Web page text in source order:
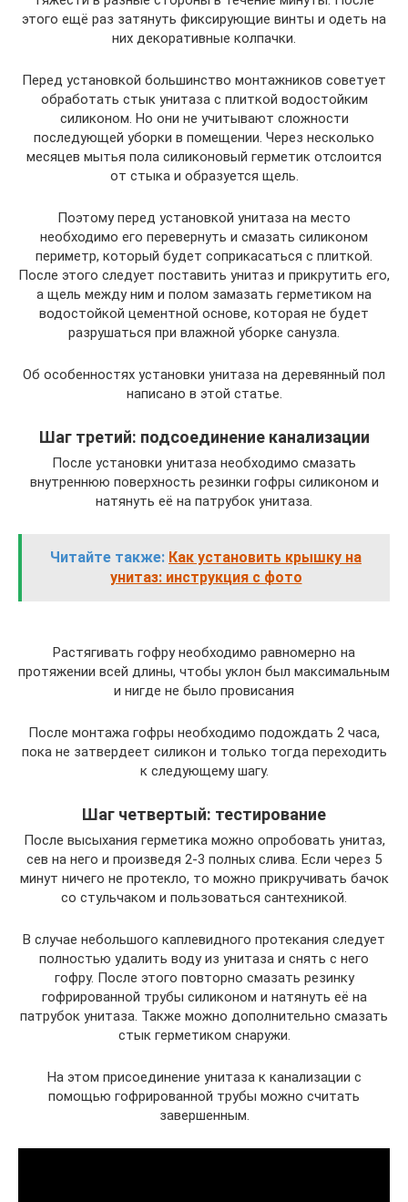
этого ещё раз затянуть фиксирующие винты и одеть на
них декоративные колпачки.
Перед установкой большинство монтажников советует
обработать стык унитаза с плиткой водостойким
силиконом. Но они не учитывают сложности
последующей уборки в помещении. Через несколько
месяцев мытья пола силиконовый герметик отслоится
от стыка и образуется щель.
Поэтому перед установкой унитаза на место
необходимо его перевернуть и смазать силиконом
периметр, который будет соприкасаться с плиткой.
После этого следует поставить унитаз и прикрутить его,
а щель между ним и полом замазать герметиком на
водостойкой цементной основе, которая не будет
разрушаться при влажной уборке санузла.
Об особенностях установки унитаза на деревянный пол
написано в этой статье.
Шаг третий: подсоединение канализации
После установки унитаза необходимо смазать
внутреннюю поверхность резинки гофры силиконом и
натянуть её на патрубок унитаза.
Читайте также: Как установить крышку на
унитаз: инструкция с фото
Растягивать гофру необходимо равномерно на
протяжении всей длины, чтобы уклон был максимальным
и нигде не было провисания
После монтажа гофры необходимо подождать 2 часа,
пока не затвердеет силикон и только тогда переходить
к следующему шагу.
Шаг четвертый: тестирование
После высыхания герметика можно опробовать унитаз,
сев на него и произведя 2-3 полных слива. Если через 5
минут ничего не протекло, то можно прикручивать бачок
со стульчаком и пользоваться сантехникой.
В случае небольшого каплевидного протекания следует
полностью удалить воду из унитаза и снять с него
гофру. После этого повторно смазать резинку
гофрированной трубы силиконом и натянуть её на
патрубок унитаза. Также можно дополнительно смазать
стык герметиком снаружи.
На этом присоединение унитаза к канализации с
помощью гофрированной трубы можно считать
завершенным.